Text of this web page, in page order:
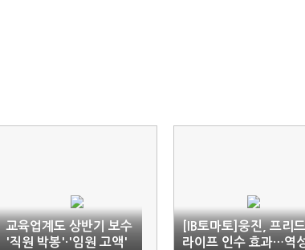
교육업계도 상반기 보수
'직원 박봉'·'임원 고액'
[IB토마토]웅진, 프리드
라이프 인수 효과…역